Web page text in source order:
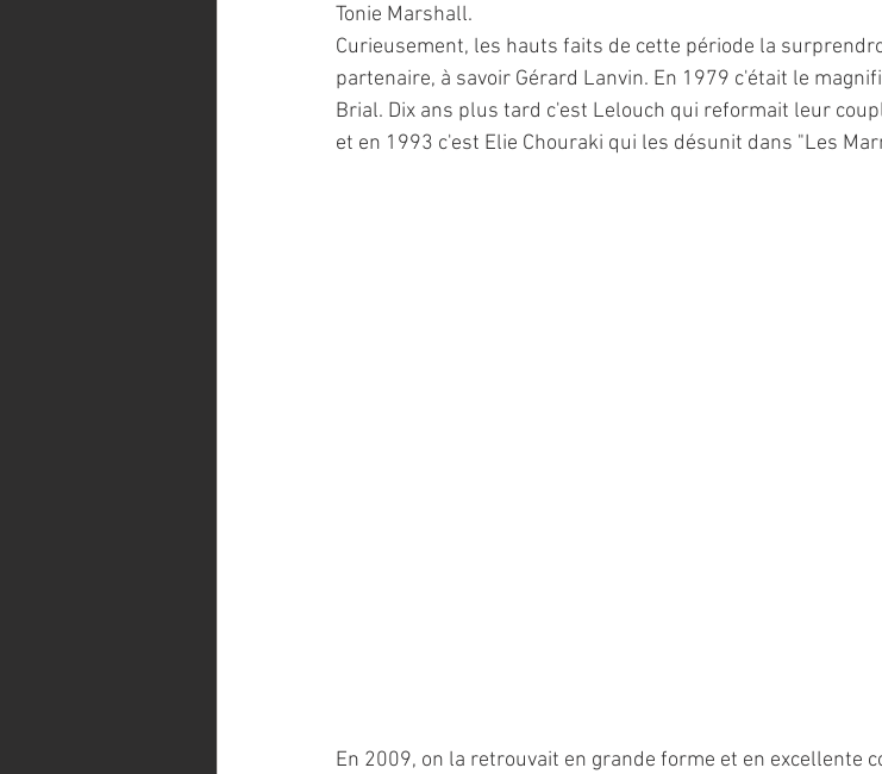
Tonie Marshall.
Curieusement, les hauts faits de cette période la
partenaire, à savoir Gérard Lanvin. En 1979 c'était le
Brial. Dix ans plus tard c'est Lelouch qui reformait leur
et en 1993 c'est Elie Chouraki qui les désunit dans "Les
En 2009, on la retrouvait en grande forme et en excellente